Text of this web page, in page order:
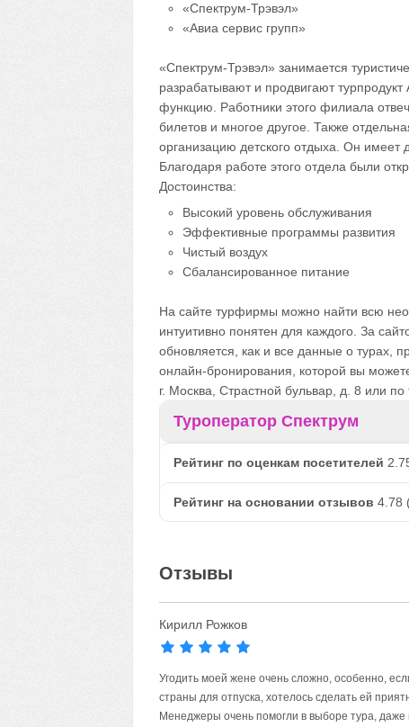
«Спектрум-Трэвэл»
«Авиа сервис групп»
«Спектрум-Трэвэл» занимается
разрабатывают и продвигают
функцию. Работники этого филиала
билетов и многое другое. Также
организацию детского отдыха. Он имеет
Благодаря работе этого отдела были
Достоинства:
Высокий уровень обслуживания
Эффективные программы развития
Чистый воздух
Сбалансированное питание
На сайте турфирмы можно найти всю
интуитивно понятен для каждого. За
обновляется, как и все данные о турах,
онлайн-бронирования, которой вы
г. Москва, Страстной бульвар, д. 8 или
Туроператор Спектрум
Рейтинг по оценкам посетителей
Рейтинг на основании отзывов 4.78
Отзывы
Кирилл Рожков
Угодить моей жене очень сложно, особенно,
страны для отпуска, хотелось сделать ей
Менеджеры очень помогли в выборе тура, даже